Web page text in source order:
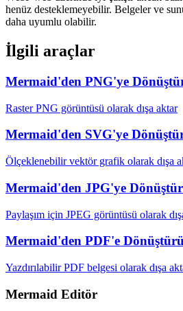
henüz desteklemeyebilir. Belgeler ve
daha uyumlu olabilir.
İlgili araçlar
Mermaid'den PNG'ye
Raster PNG görüntüsü olarak dışa aktar
Mermaid'den SVG'ye
Ölçeklenebilir vektör grafik olarak dışa
Mermaid'den JPG'ye
Paylaşım için JPEG görüntüsü olarak
Mermaid'den PDF'e
Yazdırılabilir PDF belgesi olarak dışa
Mermaid Editör